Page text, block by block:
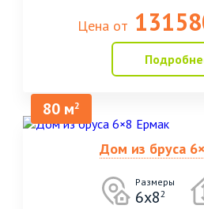
Цена от
80 м2
Дом из бруса
Размеры
6x82